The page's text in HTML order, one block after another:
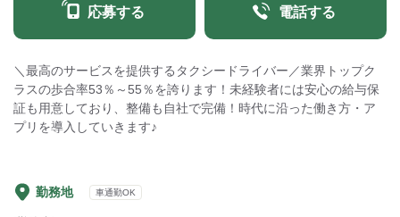
応募する 電話する
＼最高のサービスを提供するタクシードライバー／業界トップク
ラスの歩合率53％～55％を誇ります！未経験者には安心の給与保
証も用意しており、整備も自社で完備！時代に沿った働き方・ア
プリを導入していきます♪
勤務地 車通勤OK